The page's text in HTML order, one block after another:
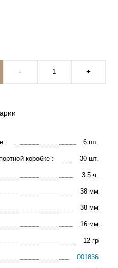
‐ +
: 6 шт.
коробке : 30 шт.
3.5 ч.
38 мм
38 мм
16 мм
12 гр
001836